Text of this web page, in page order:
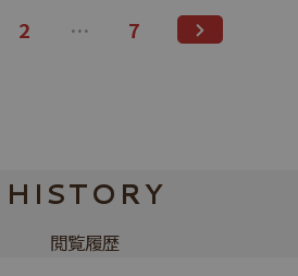
2 … 7
HISTORY
閲覧履歴